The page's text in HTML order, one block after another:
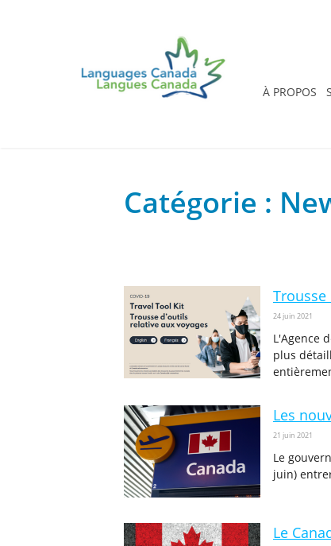
À PROPOS
Catégorie :
Trousse
24 juin 2021
L'Agence
plus
Les
21 juin 2021
Le
juin)
Le